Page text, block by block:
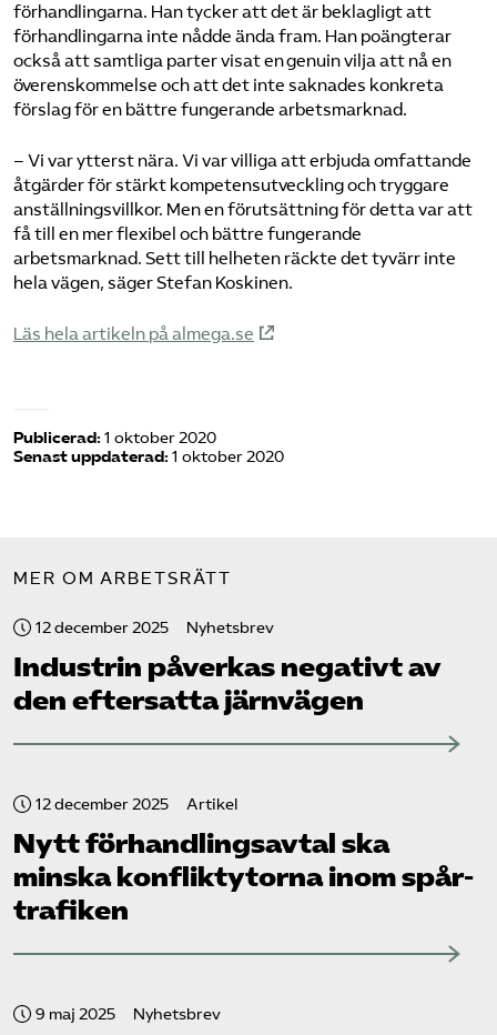
förhandlingarna. Han tycker att det är beklagligt att
förhandlingarna inte nådde ända fram. Han poängterar
också att samtliga parter visat en genuin vilja att nå en
överenskommelse och att det inte saknades konkreta
förslag för en bättre fungerande arbetsmarknad.
– Vi var ytterst nära. Vi var villiga att erbjuda omfattande
åtgärder för stärkt kompetensutveckling och tryggare
anställningsvillkor. Men en förutsättning för detta var att
få till en mer flexibel och bättre fungerande
arbetsmarknad. Sett till helheten räckte det tyvärr inte
hela vägen, säger Stefan Koskinen.
Läs hela artikeln på almega.se
Publicerad: 1 oktober 2020
Senast uppdaterad: 1 oktober 2020
MER OM ARBETSRÄTT
12 december 2025 Nyhetsbrev
Industrin påverkas negativt av
den eftersatta järnvägen
12 december 2025 Artikel
Nytt förhandlingsavtal ska
minska konfliktytorna inom spår­
trafiken
9 maj 2025 Nyhetsbrev